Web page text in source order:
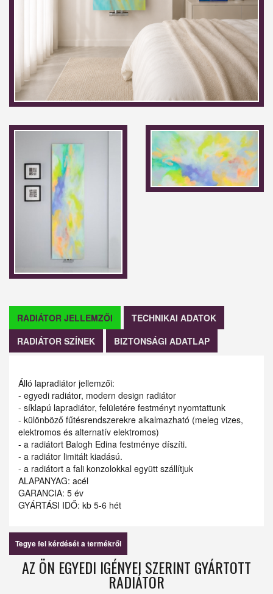
RADIÁTOR JELLEMZŐI
TECHNIKAI ADATOK
RADIÁTOR SZÍNEK
BIZTONSÁGI ADATLAP
Álló lapradiátor jellemzői:
- egyedi radiátor, modern design radiátor
- síklapú lapradiátor, felületére festményt nyomtattunk
- különböző fűtésrendszerekre alkalmazható (meleg vizes,
elektromos és alternatív elektromos)
- a radiátort Balogh Edina festménye díszíti.
- a radiátor limitált kiadású.
- a radiátort a fali konzolokkal együtt szállítjuk
ALAPANYAG: acél
GARANCIA: 5 év
GYÁRTÁSI IDŐ: kb 5-6 hét
Tegye fel kérdését a termékről
AZ ÖN EGYEDI IGÉNYEI SZERINT GYÁRTOTT
RADIÁTOR